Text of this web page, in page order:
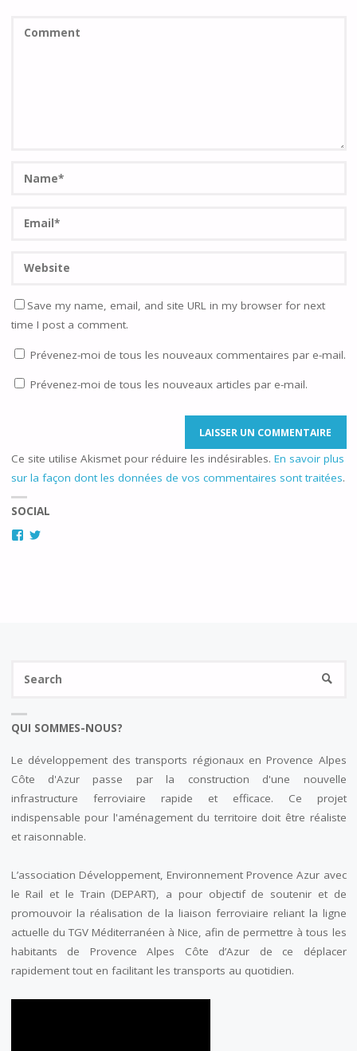
Save my name, email, and site URL in my browser for next
time I post a comment.
Prévenez-moi de tous les nouveaux commentaires par e-mail.
Prévenez-moi de tous les nouveaux articles par e-mail.
Ce site utilise Akismet pour réduire les indésirables. En savoir plus
sur la façon dont les données de vos commentaires sont traitées.
SOCIAL
Facebook
QUI SOMMES-NOUS?
Le développement des transports régionaux en Provence Alpes
Côte d'Azur passe par la construction d'une nouvelle
infrastructure ferroviaire rapide et efficace. Ce projet
indispensable pour l'aménagement du territoire doit être réaliste
et raisonnable.
L’association Développement, Environnement Provence Azur avec
le Rail et le Train (DEPART), a pour objectif de soutenir et de
promouvoir la réalisation de la liaison ferroviaire reliant la ligne
actuelle du TGV Méditerranéen à Nice, afin de permettre à tous les
habitants de Provence Alpes Côte d’Azur de ce déplacer
rapidement tout en facilitant les transports au quotidien.